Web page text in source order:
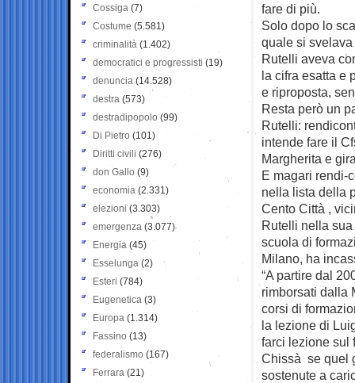
fare di più.
Solo dopo lo
quale si
Rutelli aveva
la cifra esatta e
e riproposta,
Resta però un
Rutelli:
intende fare il
Margherita e
E magari rendi-
nella lista della
Cento Città ,
Rutelli nella
scuola di
Milano, ha
“A partire dal
rimborsati dalla
corsi di
la lezione di
farci lezione sul
Chissà se quel
sostenute a
Cossiga (7)
Costume (5.581)
criminalità (1.402)
democratici e progressisti (19)
denuncia (14.528)
destra (573)
destradipopolo (99)
Di Pietro (101)
Diritti civili (276)
don Gallo (9)
economia (2.331)
elezioni (3.303)
emergenza (3.077)
Energia (45)
Esselunga (2)
Esteri (784)
Eugenetica (3)
Europa (1.314)
Fassino (13)
federalismo (167)
Ferrara (21)